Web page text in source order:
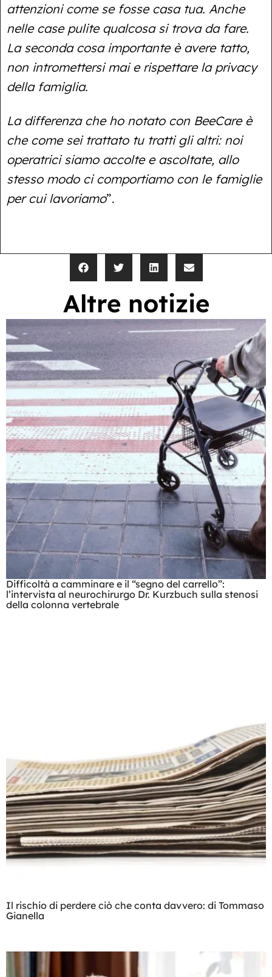
attenzioni come se fosse casa tua. Anche
nelle case pulite qualcosa si trova da fare.
La seconda cosa importante è avere tatto,
non intromettersi mai e rispettare la privacy
della famiglia.
La differenza che ho notato con BeeCare è
che come sei trattato tu tratti gli altri: noi
operatrici siamo accolte e ascoltate, allo
stesso modo ci comportiamo con le famiglie
per cui lavoriamo”.
Altre notizie
Difficoltà a camminare e il “segno del carrello”:
l’intervista al neurochirurgo Dr. Kurzbuch sulla stenosi
della colonna vertebrale
Il rischio di perdere ciò che conta davvero: di Tommaso
Gianella